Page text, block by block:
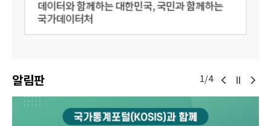
알림판 1/4